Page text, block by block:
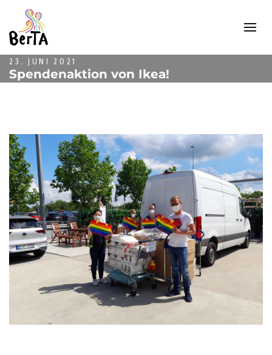
23. JUNI 2021
Spendenaktion von Ikea!